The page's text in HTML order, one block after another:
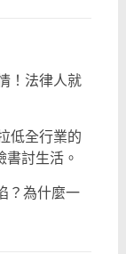
！法律人就
低全行業的
討生活。
？為什麼一